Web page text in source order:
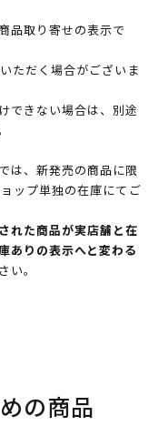
品取り寄せの表示で
ただく場合がございま
できない場合は、別途
は、新発売の商品に限
ップ単独の在庫にてご
れた商品が実店舗と在
ありの表示へと変わる
い。
の商品